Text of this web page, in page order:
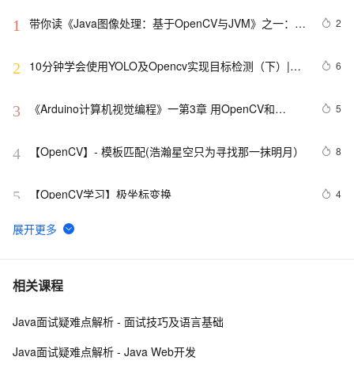
1
带你读《Java图像处理：基于OpenCV与JVM》之一：基
2
2
10分钟学会使用YOLO及Opencv实现目标检测（下）|附
6
3
《Arduino计算机视觉编程》一第3章 用OpenCV和
5
4 【OpenCV】- 模板匹配(浩瀚星空只为寻找那一抹明月） 8
5 【OpenCV学习】极坐标变换 4
6 OpenCV（四十六）：特征点匹配
7 OpenCV（二十五）：边缘检测（一）
8 cv2.error: OpenCV(4.5.2) : -1 : error: (-5:Bad
相关课程
Java面试疑难点解析 - 面试技巧及语言基础
Java面试疑难点解析 - Java Web开发